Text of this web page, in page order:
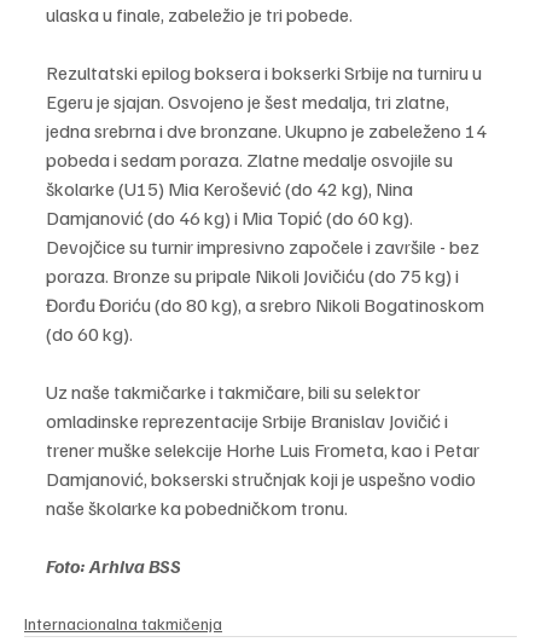
ulaska u finale, zabeležio je tri pobede.
Rezultatski epilog boksera i bokserki Srbije na turniru u
Egeru je sjajan. Osvojeno je šest medalja, tri zlatne,
jedna srebrna i dve bronzane. Ukupno je zabeleženo 14
pobeda i sedam poraza. Zlatne medalje osvojile su
školarke (U15) Mia Kerošević (do 42 kg), Nina
Damjanović (do 46 kg) i Mia Topić (do 60 kg).
Devojčice su turnir impresivno započele i završile - bez
poraza. Bronze su pripale Nikoli Jovičiću (do 75 kg) i
Đorđu Đoriću (do 80 kg), a srebro Nikoli Bogatinoskom
(do 60 kg).
Uz naše takmičarke i takmičare, bili su selektor
omladinske reprezentacije Srbije Branislav Jovičić i
trener muške selekcije Horhe Luis Frometa, kao i Petar
Damjanović, bokserski stručnjak koji je uspešno vodio
naše školarke ka pobedničkom tronu.
Foto: Arhiva BSS
Internacionalna takmičenja